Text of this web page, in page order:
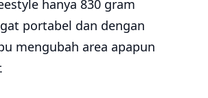
hanya 830 gram
portabel dan dengan
mengubah area apapun